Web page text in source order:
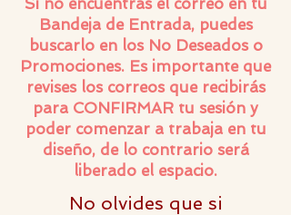
Si no encuentras el correo en tu
Bandeja de Entrada, puedes
buscarlo en los No Deseados o
Promociones. Es importante que
revises los correos que recibirás
para CONFIRMAR tu sesión y
poder comenzar a trabaja en tu
diseño, de lo contrario será
liberado el espacio.
No olvides que si